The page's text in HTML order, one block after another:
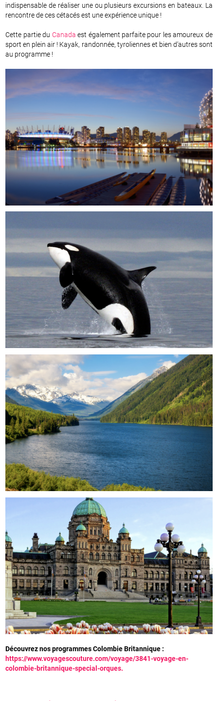
indispensable de réaliser une ou plusieurs excursions en bateaux. La
rencontre de ces cétacés est une expérience unique !
Cette partie du Canada est également parfaite pour les amoureux de
sport en plein air ! Kayak, randonnée, tyroliennes et bien d’autres sont
au programme !
Découvrez nos programmes Colombie Britannique :
https://www.voyagescouture.com/voyage/3841-voyage-en-
colombie-britannique-special-orques.